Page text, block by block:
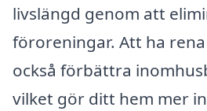
livslängd genom att
föroreningar. Att ha
också förbättra
vilket gör ditt hem mer